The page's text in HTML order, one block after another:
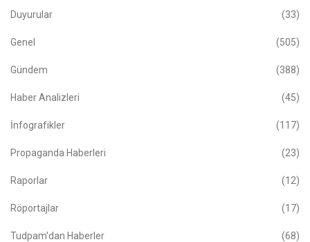
Duyurular (33)
Genel (505)
Gündem (388)
Haber Analizleri (45)
İnfografikler (117)
Propaganda Haberleri (23)
Raporlar (12)
Röportajlar (17)
Tudpam'dan Haberler (68)